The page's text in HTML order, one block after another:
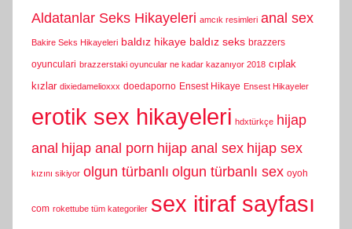
Aldatanlar Seks Hikayeleri amcık resimleri anal sex
Bakire Seks Hikayeleri baldız hikaye baldız seks brazzers
oyunculari brazzerstaki oyuncular ne kadar kazanıyor 2018 cıplak
kızlar dixiedamelioxxx doedaporno Ensest Hikaye Ensest Hikayeler
erotik sex hikayeleri hdxtürkçe hijap
anal hijap anal porn hijap anal sex hijap sex
kızını sikiyor olgun türbanlı olgun türbanlı sex oyoh
com rokettube tüm kategoriler sex itiraf sayfası